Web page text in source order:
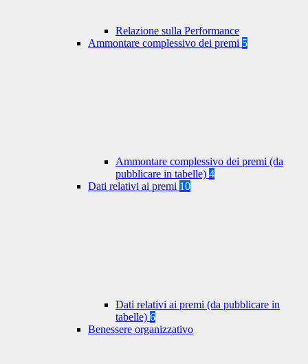
Relazione sulla Performance
Ammontare complessivo dei premi 5
Ammontare complessivo dei premi (da
pubblicare in tabelle) 4
Dati relativi ai premi 10
Dati relativi ai premi (da pubblicare in
tabelle) 6
Benessere organizzativo